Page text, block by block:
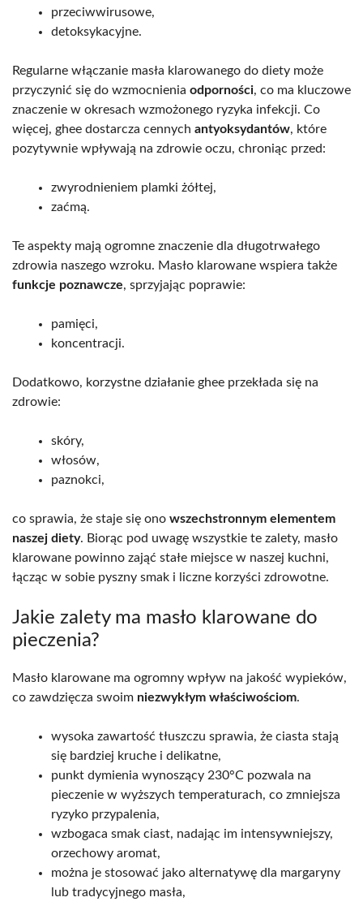
przeciwwirusowe,
detoksykacyjne.
Regularne włączanie masła klarowanego do diety może
przyczynić się do wzmocnienia odporności, co ma kluczowe
znaczenie w okresach wzmożonego ryzyka infekcji. Co
więcej, ghee dostarcza cennych antyoksydantów, które
pozytywnie wpływają na zdrowie oczu, chroniąc przed:
zwyrodnieniem plamki żółtej,
zaćmą.
Te aspekty mają ogromne znaczenie dla długotrwałego
zdrowia naszego wzroku. Masło klarowane wspiera także
funkcje poznawcze, sprzyjając poprawie:
pamięci,
koncentracji.
Dodatkowo, korzystne działanie ghee przekłada się na
zdrowie:
skóry,
włosów,
paznokci,
co sprawia, że staje się ono wszechstronnym elementem
naszej diety. Biorąc pod uwagę wszystkie te zalety, masło
klarowane powinno zająć stałe miejsce w naszej kuchni,
łącząc w sobie pyszny smak i liczne korzyści zdrowotne.
Jakie zalety ma masło klarowane do
pieczenia?
Masło klarowane ma ogromny wpływ na jakość wypieków,
co zawdzięcza swoim niezwykłym właściwościom.
wysoka zawartość tłuszczu sprawia, że ciasta stają
się bardziej kruche i delikatne,
punkt dymienia wynoszący 230°C pozwala na
pieczenie w wyższych temperaturach, co zmniejsza
ryzyko przypalenia,
wzbogaca smak ciast, nadając im intensywniejszy,
orzechowy aromat,
można je stosować jako alternatywę dla margaryny
lub tradycyjnego masła,